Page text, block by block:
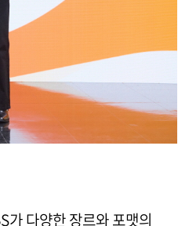
가 다양한 장르와 포맷의